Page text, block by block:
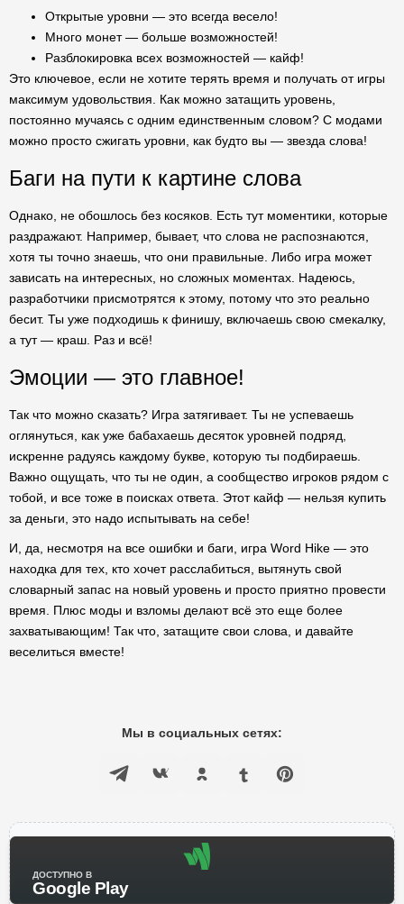
Открытые уровни — это всегда весело!
Много монет — больше возможностей!
Разблокировка всех возможностей — кайф!
Это ключевое, если не хотите терять время и получать от игры
максимум удовольствия. Как можно затащить уровень,
постоянно мучаясь с одним единственным словом? С модами
можно просто сжигать уровни, как будто вы — звезда слова!
Баги на пути к картине слова
Однако, не обошлось без косяков. Есть тут моментики, которые
раздражают. Например, бывает, что слова не распознаются,
хотя ты точно знаешь, что они правильные. Либо игра может
зависать на интересных, но сложных моментах. Надеюсь,
разработчики присмотрятся к этому, потому что это реально
бесит. Ты уже подходишь к финишу, включаешь свою смекалку,
а тут — краш. Раз и всё!
Эмоции — это главное!
Так что можно сказать? Игра затягивает. Ты не успеваешь
оглянуться, как уже бабахаешь десяток уровней подряд,
искренне радуясь каждому букве, которую ты подбираешь.
Важно ощущать, что ты не один, а сообщество игроков рядом с
тобой, и все тоже в поисках ответа. Этот кайф — нельзя купить
за деньги, это надо испытывать на себе!
И, да, несмотря на все ошибки и баги, игра Word Hike — это
находка для тех, кто хочет расслабиться, вытянуть свой
словарный запас на новый уровень и просто приятно провести
время. Плюс моды и взломы делают всё это еще более
захватывающим! Так что, затащите свои слова, и давайте
веселиться вместе!
Мы в социальных сетях:
ДОСТУПНО В
Google Play